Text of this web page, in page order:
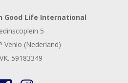
Good Life International
5
Venlo (Nederland)
59183349